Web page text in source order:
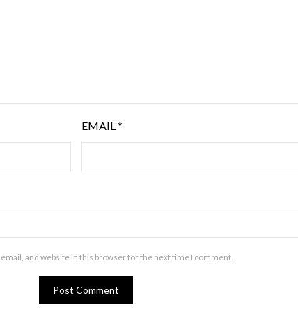
EMAIL*
email, and website in this browser for the next time I comment.